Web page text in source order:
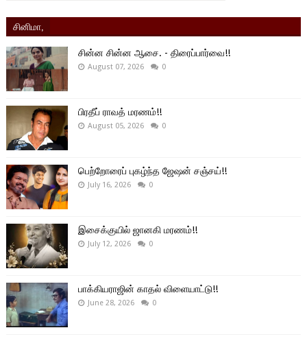
சினிமா,
சின்ன சின்ன ஆசை. - திரைப்பார்வை!!
August 07, 2026 0
பிரதீப் ராவத் மரணம்!!
August 05, 2026 0
பெற்றோரைப் புகழ்ந்த ஜேஷன் சஞ்சய்!!
July 16, 2026 0
இசைக்குயில் ஜானகி மரணம்!!
July 12, 2026 0
பாக்கியராஜின் காதல் விளையாட்டு!!
June 28, 2026 0